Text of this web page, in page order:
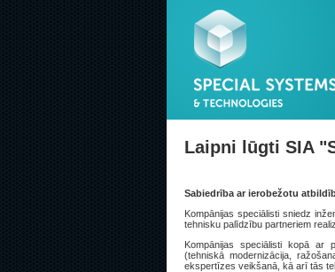
Laipni lūgti SIA
Sabiedrība ar ierobežotu
Kompānijas speciālisti sniedz
tehnisku palīdzību partneriem
Kompānijas speciālisti kopā ar
(tehniskā modernizācija,
ekspertīzes veikšanā, kā arī tās